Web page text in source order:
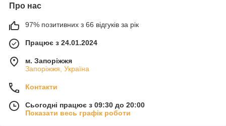
Про нас
97% позитивних з 66 відгуків за рік
Працює з 24.01.2024
м. Запоріжжя
Запоріжжя, Україна
Контакти
Сьогодні працює з 09:30 до 20:00
Показати весь графік роботи